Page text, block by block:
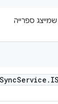
ספרייה
SyncService .